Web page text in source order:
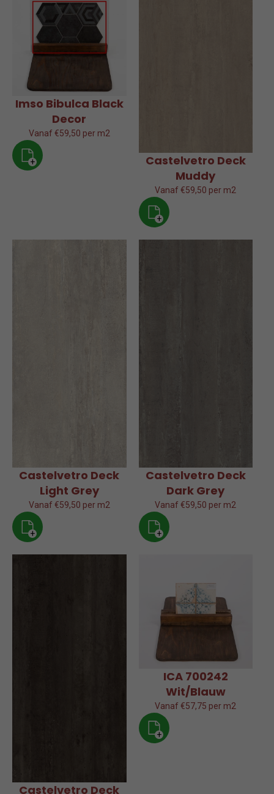
Imso Bibulca Black
Decor
Vanaf €59,50 per m2
+
Castelvetro Deck
Muddy
Vanaf €59,50 per m2
+
Castelvetro Deck
Light Grey
Vanaf €59,50 per m2
+
Castelvetro Deck
Dark Grey
Vanaf €59,50 per m2
+
Castelvetro Deck
ICA 700242
Wit/Blauw
Vanaf €57,75 per m2
+